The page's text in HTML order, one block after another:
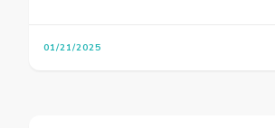
01/21/2025